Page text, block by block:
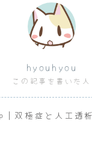
hyouhyou
この記事を書いた人
双極症と人工透